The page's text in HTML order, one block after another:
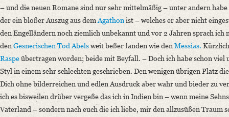
– und die neuen Romane sind nur sehr mittelmäßig – unter andern
der ein bloßer Auszug aus demAgathonist – welches er aber nicht
den Engelländern noch ziemlich unbekannt und vor 2 Jahren sprach
denGesnerischenTod Abelsweit beßer fanden wie den Messias.
Raspeübertragen worden; beide mit Beyfall. –Doch ich habe schon viel
Styl in einem sehr schlechten geschrieben. Den wenigen übrigen Platz
Dich ohne bilderreichen und edlen Ausdruck aber wahr und bieder zu
ich es bisweilen drüber vergeße das ich in Indien bin – wenn meine
Vaterland – sondern nach euch die ich liebe, mir den allzusüßen Traum